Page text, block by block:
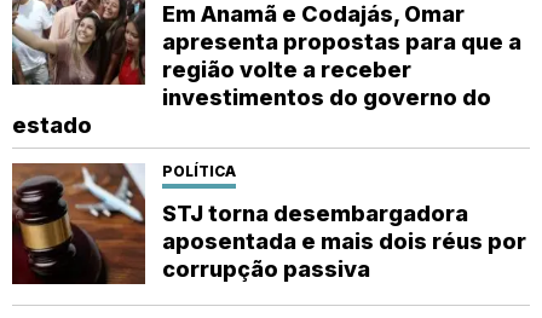
Em Anamã e Codajás, Omar
apresenta propostas para que a
região volte a receber
investimentos do governo do
estado
POLÍTICA
STJ torna desembargadora
aposentada e mais dois réus por
corrupção passiva